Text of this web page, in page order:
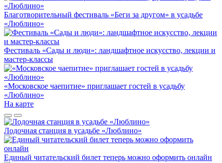
Благотворительный фестиваль «Беги за другом» в усадьбе
«Люблино»
Фестиваль «Сады и люди»: ландшафтное искусство, лекции и
мастер-классы
«Московское чаепитие» приглашает гостей в усадьбу
«Люблино»
На карте
Лодочная станция в усадьбе «Люблино»
Единый читательский билет теперь можно оформить онлайн